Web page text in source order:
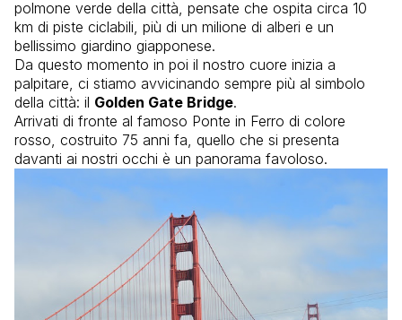
polmone verde della città, pensate che ospita circa 10
km di piste ciclabili, più di un milione di alberi e un
bellissimo giardino giapponese.
Da questo momento in poi il nostro cuore inizia a
palpitare, ci stiamo avvicinando sempre più al simbolo
della città: il Golden Gate Bridge.
Arrivati di fronte al famoso Ponte in Ferro di colore
rosso, costruito 75 anni fa, quello che si presenta
davanti ai nostri occhi è un panorama favoloso.